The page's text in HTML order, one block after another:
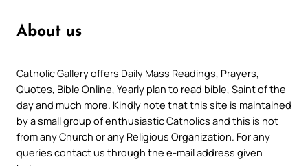
About us
Catholic Gallery offers Daily Mass Readings, Prayers,
Quotes, Bible Online, Yearly plan to read bible, Saint of the
day and much more. Kindly note that this site is maintained
by a small group of enthusiastic Catholics and this is not
from any Church or any Religious Organization. For any
queries contact us through the e-mail address given